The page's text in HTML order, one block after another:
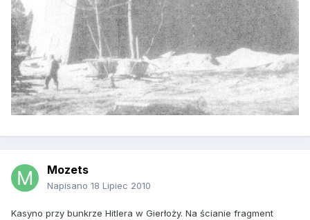
Mozets
Napisano 18 Lipiec 2010
Kasyno przy bunkrze Hitlera w Gierłoży. Na ścianie fragment